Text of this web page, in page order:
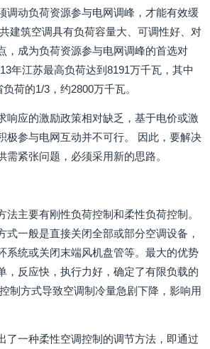
调动负荷资源参与电网调峰，才能有效缓
建筑空调具有负荷容量大、可调性好、对
，成为负荷资源参与电网调峰的首选对
年江苏最高负荷达到8191万千瓦，其中
荷的1/3，约2800万千瓦。
响应的激励政策相对缺乏，基于电价或激
极参与电网互动并不可行。 因此，要解决
需紧张问题，必须采用新的思路。
法主要有刚性负荷控制和柔性负荷控制。
式一般是直接关闭全部或部分空调设备，
系统或关闭末端风机盘管等。最大的优势
，反应快，执行力好，确定了有限负载的
制方式导致空调制冷量急剧下降，影响用
了一种柔性空调控制的调节方法，即通过